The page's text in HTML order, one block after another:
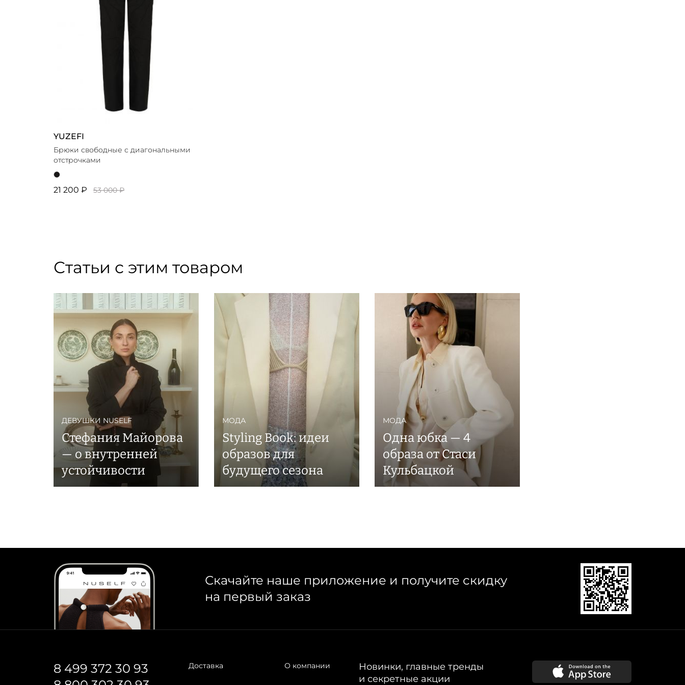
YUZEFI
Брюки свободные с диагональными
отстрочками
21 200 ₽ 53 000 ₽
Статьи с этим товаром
ДЕВУШКИ NUSELF
Стефания Майорова
— о внутренней
устойчивости
МОДА
Styling Book: идеи
образов для
будущего сезона
МОДА
Одна юбка — 4
образа от Стаси
Кульбацкой
Скачайте наше приложение и получите скидку
на первый заказ
8 499 372 30 93
Доставка О компании
Новинки, главные тренды
и секретные акции